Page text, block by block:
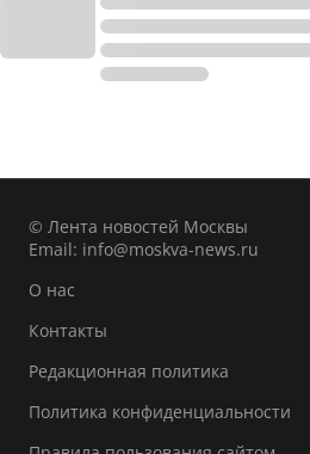
© Лента новостей Москвы
Email: info@moskva-news.ru
О нас
Контакты
Редакционная политика
Политика конфиденциальности